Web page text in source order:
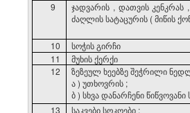
9
ჯადვარის , დათვის კენკრას
ძაღლისსატაცურის (მიწის
10 სოჭისგირჩი
11
მუხისქერქი
12
ზეზეულ ხეებზეშეჭრილი
ა)უთხოვრის ;
ბ)სხვადანარჩენიწიწვოვანი
13
საკვებისოკოები :